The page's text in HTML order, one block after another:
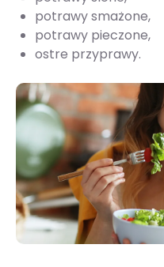
potrawy smażone,
potrawy pieczone,
ostre przyprawy.